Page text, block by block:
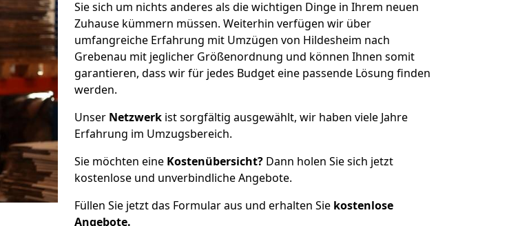
Sie sich um nichts anderes als die wichtigen Dinge in Ihrem neuen
Zuhause kümmern müssen. Weiterhin verfügen wir über
umfangreiche Erfahrung mit Umzügen von Hildesheim nach
Grebenau mit jeglicher Größenordnung und können Ihnen somit
garantieren, dass wir für jedes Budget eine passende Lösung finden
werden.
Unser Netzwerk ist sorgfältig ausgewählt, wir haben viele Jahre
Erfahrung im Umzugsbereich.
Sie möchten eine Kostenübersicht? Dann holen Sie sich jetzt
kostenlose und unverbindliche Angebote.
Füllen Sie jetzt das Formular aus und erhalten Sie kostenlose
Angebote.